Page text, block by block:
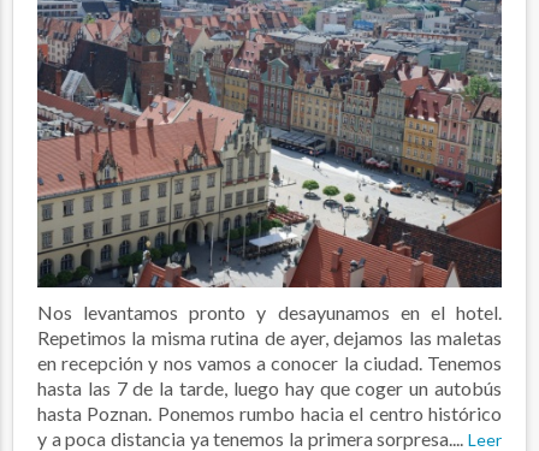
Nos levantamos pronto y desayunamos en el hotel.
Repetimos la misma rutina de ayer, dejamos las maletas
en recepción y nos vamos a conocer la ciudad. Tenemos
hasta las 7 de la tarde, luego hay que coger un autobús
hasta Poznan. Ponemos rumbo hacia el centro histórico
y a poca distancia ya tenemos la primera sorpresa.... Leer